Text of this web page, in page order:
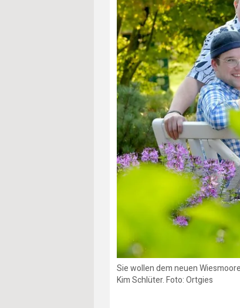
Sie wollen dem neuen
Kim Schlüter. Foto: Ortgies